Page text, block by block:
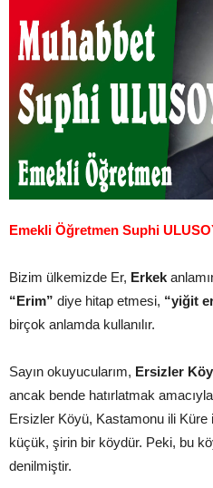
Emekli Öğretmen Suphi
Bizim ülkemizde Er, Erkek
“Erim” diye hitap etmesi, “yiğit
birçok anlamda kullanılır.
Sayın okuyucularım, Ersizler
ancak bende hatırlatmak
Ersizler Köyü, Kastamonu ili Küre
küçük, şirin bir köydür. Peki, bu
denilmiştir.